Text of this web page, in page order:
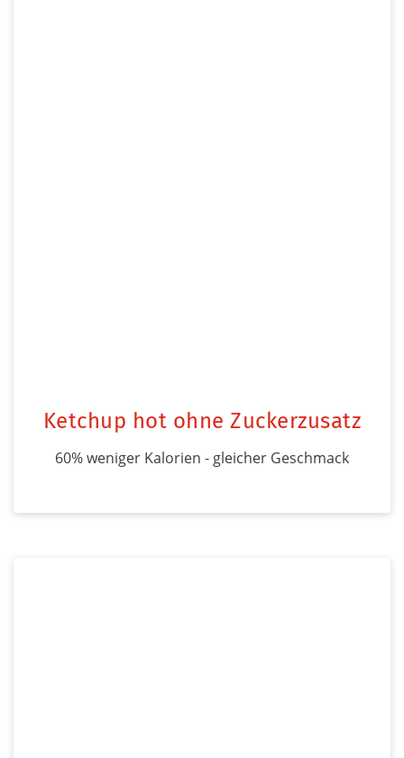
Ketchup hot ohne Zuckerzusatz
60% weniger Kalorien - gleicher Geschmack